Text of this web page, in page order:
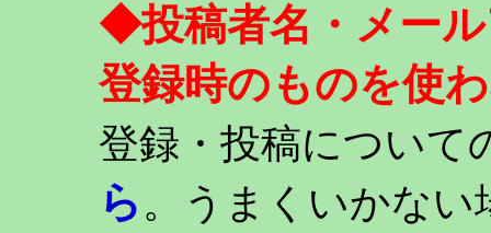
◆投稿者名・メー
登録時のものを使
登録・投稿について
ら。うまくいかない